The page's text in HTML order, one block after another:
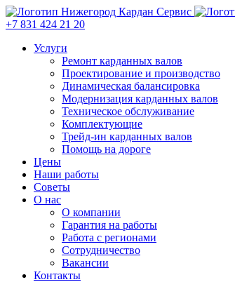
+7 831 424 21 20
Услуги
Ремонт карданных валов
Проектирование и производство
Динамическая балансировка
Модернизация карданных валов
Техническое обслуживание
Комплектующие
Трейд-ин карданных валов
Помощь на дороге
Цены
Наши работы
Советы
О нас
О компании
Гарантия на работы
Работа с регионами
Сотрудничество
Вакансии
Контакты